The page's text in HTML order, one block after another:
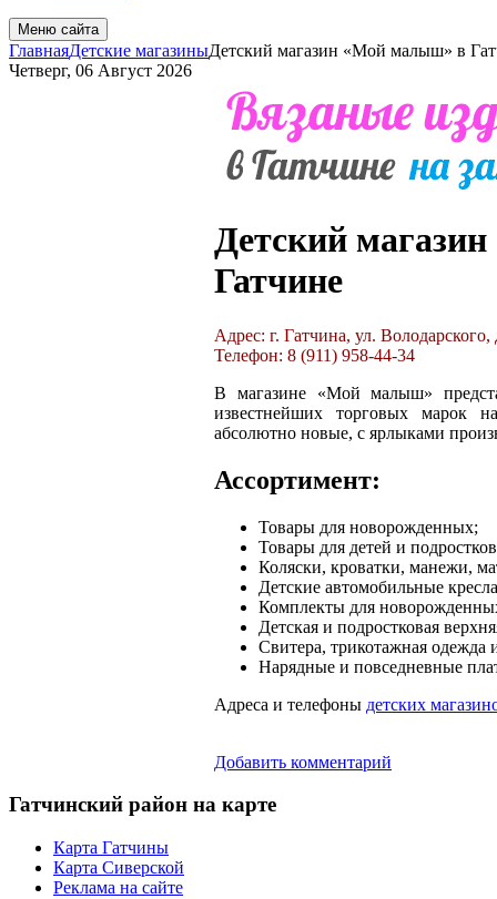
Меню сайта
ГлавнаяДетские магазиныДетский магазин «Мой малыш» в
Четверг, 06 Август 2026
Детский
Гатчине
Адрес: г. Гатчина, ул.
Телефон: 8 (911) 958-44-34
В магазине «Мой малыш»
известнейших торговых марок
абсолютно новые, с ярлыками
Ассортимент:
Товары для новорожденных;
Товары для детей и
Коляски, кроватки, манежи,
Детские автомобильные
Комплекты для
Детская и подростковая
Свитера, трикотажная одежда
Нарядные и повседневные
Адреса и телефоны детских
Добавить комментарий
Гатчинский район на карте
Карта Гатчины
Карта Сиверской
Реклама на сайте